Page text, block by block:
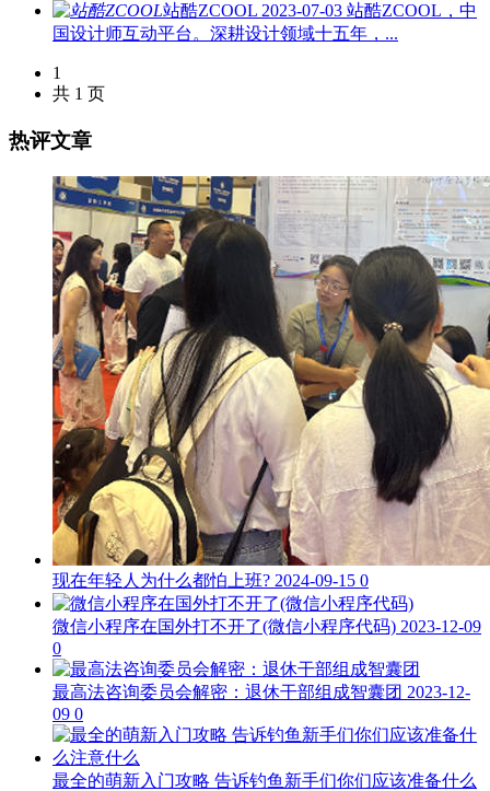
站酷ZCOOL 2023-07-03 站酷ZCOOL，中
国设计师互动平台。深耕设计领域十五年，...
1
共 1 页
热评文章
现在年轻人为什么都怕上班? 2024-09-15 0
微信小程序在国外打不开了(微信小程序代码) 2023-12-09
0
最高法咨询委员会解密：退休干部组成智囊团 2023-12-
09 0
最全的萌新入门攻略 告诉钓鱼新手们你们应该准备什么